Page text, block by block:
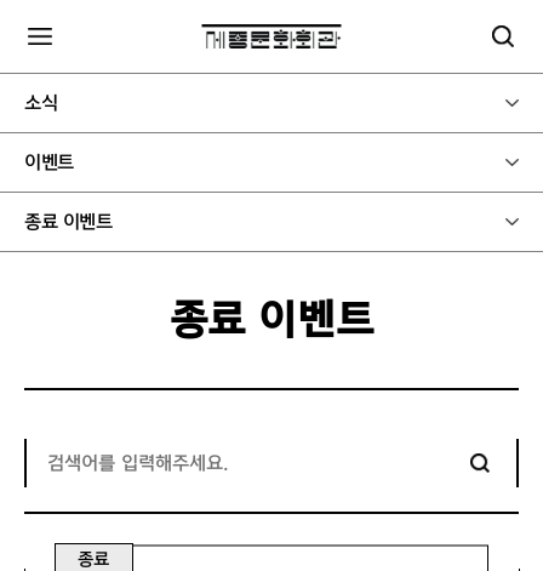
소식
이벤트
종료 이벤트
종료 이벤트
종료